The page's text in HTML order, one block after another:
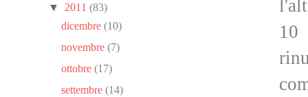
▼ 2011 (83)
dicembre(10)
novembre(7)
ottobre(17)
settembre(14)